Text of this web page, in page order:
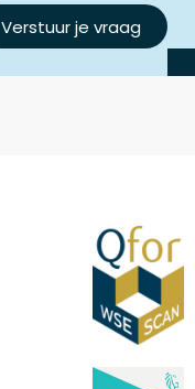
Verstuur je vraag